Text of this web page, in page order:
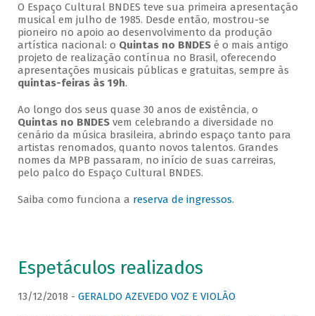
O Espaço Cultural BNDES teve sua primeira apresentação
musical em julho de 1985. Desde então, mostrou-se
pioneiro no apoio ao desenvolvimento da produção
artística nacional: o Quintas no BNDESé o mais antigo
projeto de realização contínua no Brasil, oferecendo
apresentações musicais públicas e gratuitas, sempre às
quintas-feiras às 19h.
Ao longo dos seus quase 30 anos de existência, o
Quintas no BNDESvem celebrando a diversidade no
cenário da música brasileira, abrindo espaço tanto para
artistas renomados, quanto novos talentos. Grandes
nomes da MPB passaram, no início de suas carreiras,
pelo palco do Espaço Cultural BNDES.
Saiba como funciona a reserva de ingressos.
Espetáculos realizados
13/12/2018 - GERALDO AZEVEDO VOZ E VIOLÃO